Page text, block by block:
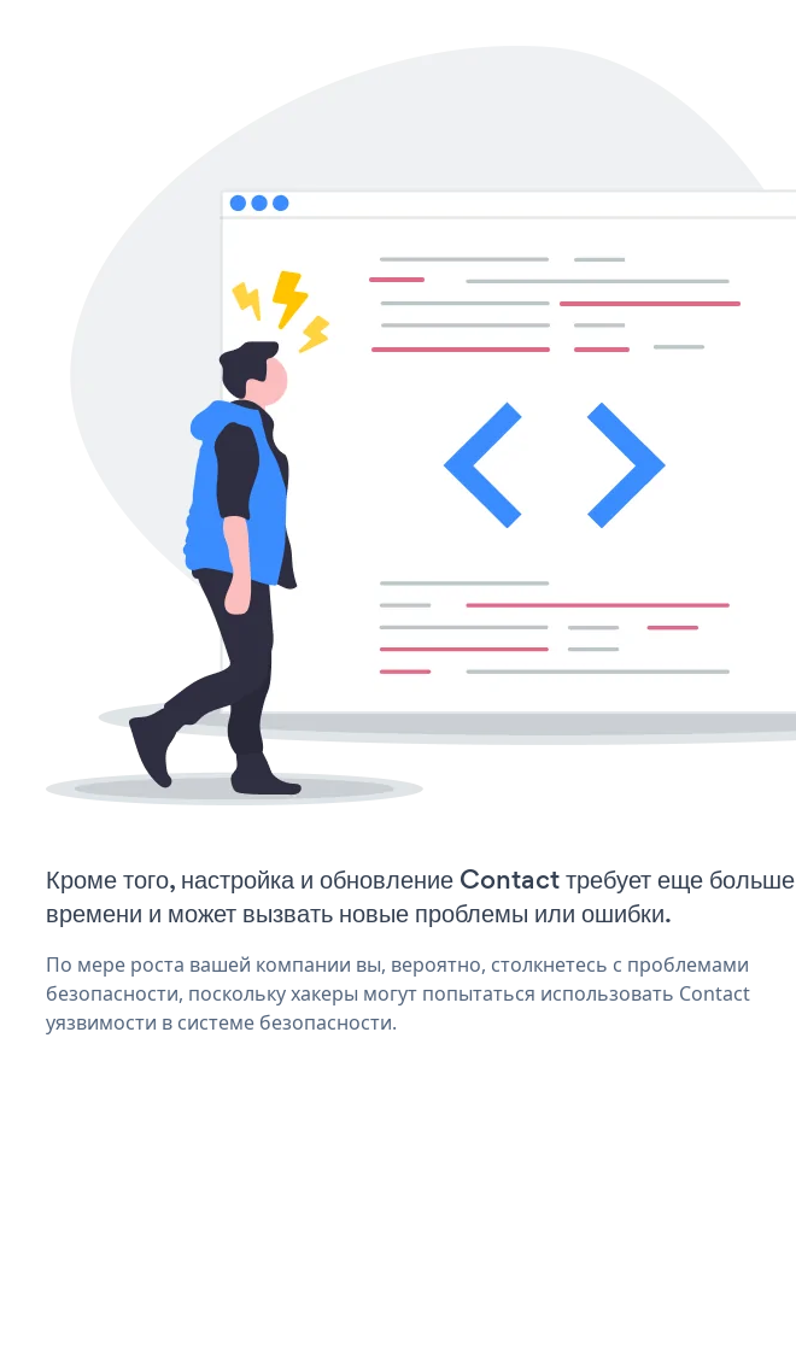
Кроме того, настройка и обновление Contact требует еще больше
времени и может вызвать новые проблемы или ошибки.
По мере роста вашей компании вы, вероятно, столкнетесь с проблемами
безопасности, поскольку хакеры могут попытаться использовать Contact
уязвимости в системе безопасности.